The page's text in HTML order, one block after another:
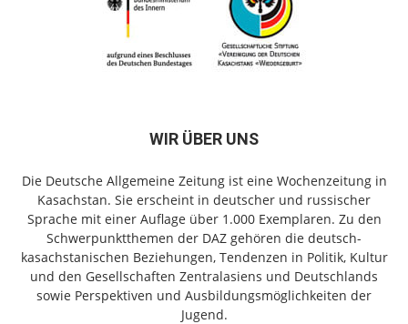
WIR ÜBER UNS
Die Deutsche Allgemeine Zeitung ist eine Wochenzeitung in
Kasachstan. Sie erscheint in deutscher und russischer
Sprache mit einer Auflage über 1.000 Exemplaren. Zu den
Schwerpunktthemen der DAZ gehören die deutsch-
kasachstanischen Beziehungen, Tendenzen in Politik, Kultur
und den Gesellschaften Zentralasiens und Deutschlands
sowie Perspektiven und Ausbildungsmöglichkeiten der
Jugend.